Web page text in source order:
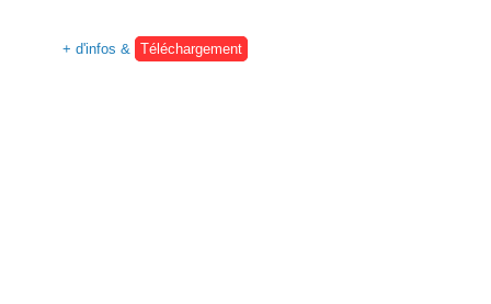
+ d'infos &
Téléchargement